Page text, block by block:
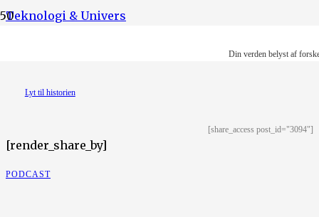
Din verden belyst af
Teknologi & Univers
Lyt til historien
[share_access post_id="3094"]
[render_share_by]
PODCAST